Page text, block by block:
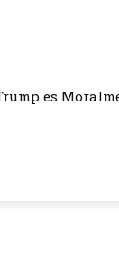
es